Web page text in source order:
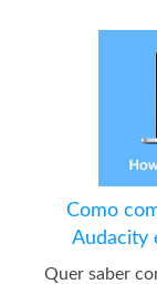
Como
Audacity
Quer saber